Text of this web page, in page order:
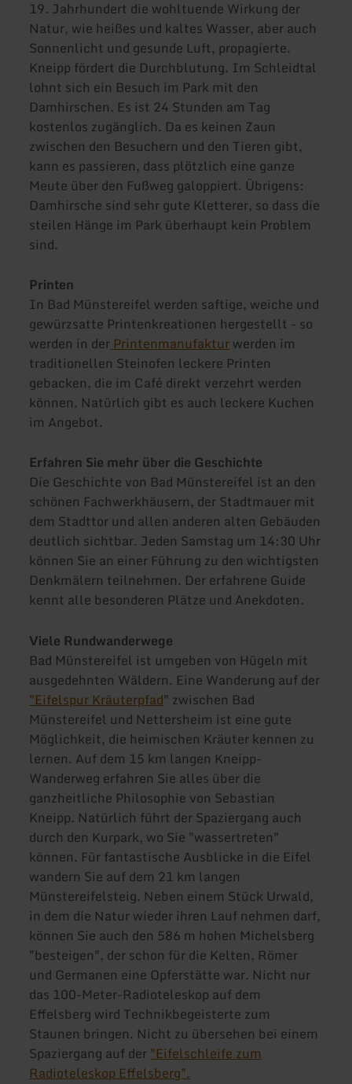
19. Jahrhundert die wohltuende Wirkung der
Natur, wie heißes und kaltes Wasser, aber auch
Sonnenlicht und gesunde Luft, propagierte.
Kneipp fördert die Durchblutung. Im Schleidtal
lohnt sich ein Besuch im Park mit den
Damhirschen. Es ist 24 Stunden am Tag
kostenlos zugänglich. Da es keinen Zaun
zwischen den Besuchern und den Tieren gibt,
kann es passieren, dass plötzlich eine ganze
Meute über den Fußweg galoppiert. Übrigens:
Damhirsche sind sehr gute Kletterer, so dass die
steilen Hänge im Park überhaupt kein Problem
sind.
Printen
In Bad Münstereifel werden saftige, weiche und
gewürzsatte Printenkreationen hergestellt - so
werden in der Printenmanufakturwerden im
traditionellen Steinofen leckere Printen
gebacken, die im Café direkt verzehrt werden
können. Natürlich gibt es auch leckere Kuchen
im Angebot.
Erfahren Sie mehr über die Geschichte
Die Geschichte von Bad Münstereifel ist an den
schönen Fachwerkhäusern, der Stadtmauer mit
dem Stadttor und allen anderen alten Gebäuden
deutlich sichtbar. Jeden Samstag um 14:30 Uhr
können Sie an einer Führung zu den wichtigsten
Denkmälern teilnehmen. Der erfahrene Guide
kennt alle besonderen Plätze und Anekdoten.
Viele Rundwanderwege
Bad Münstereifel ist umgeben von Hügeln mit
ausgedehnten Wäldern. Eine Wanderung auf der
"Eifelspur Kräuterpfad" zwischen Bad
Münstereifel und Nettersheim ist eine gute
Möglichkeit, die heimischen Kräuter kennen zu
lernen. Auf dem 15 km langen Kneipp-
Wanderweg erfahren Sie alles über die
ganzheitliche Philosophie von Sebastian
Kneipp. Natürlich führt der Spaziergang auch
durch den Kurpark, wo Sie "wassertreten"
können. Für fantastische Ausblicke in die Eifel
wandern Sie auf dem 21 km langen
Münstereifelsteig. Neben einem Stück Urwald,
in dem die Natur wieder ihren Lauf nehmen darf,
können Sie auch den 586 m hohen Michelsberg
"besteigen", der schon für die Kelten, Römer
und Germanen eine Opferstätte war. Nicht nur
das 100-Meter-Radioteleskop auf dem
Effelsberg wird Technikbegeisterte zum
Staunen bringen. Nicht zu übersehen bei einem
Spaziergang auf der"Eifelschleife zum
Radioteleskop Effelsberg".